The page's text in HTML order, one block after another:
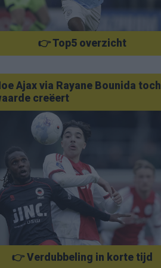
👉 Top5 overzicht
Ajax via Rayane Bounida toch
creëert
👉 Verdubbeling in korte tijd